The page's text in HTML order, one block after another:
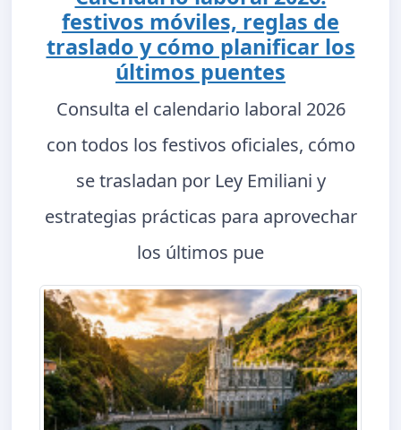
festivos móviles, reglas de
traslado y cómo planificar los
últimos puentes
Consulta el calendario laboral 2026
con todos los festivos oficiales, cómo
se trasladan por Ley Emiliani y
estrategias prácticas para aprovechar
los últimos pue